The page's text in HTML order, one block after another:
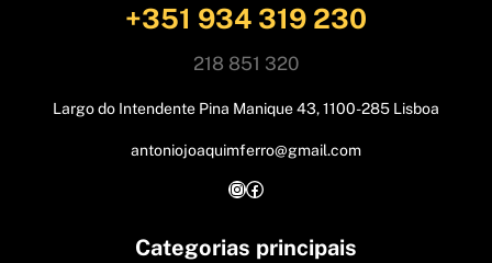
+351 934 319 230
218 851 320
Largo do Intendente Pina Manique 43, 1100-285 Lisboa
antoniojoaquimferro@gmail.com
InstagramFacebook
Categorias principais